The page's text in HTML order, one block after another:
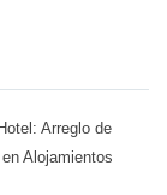
Arreglo de
Alojamientos